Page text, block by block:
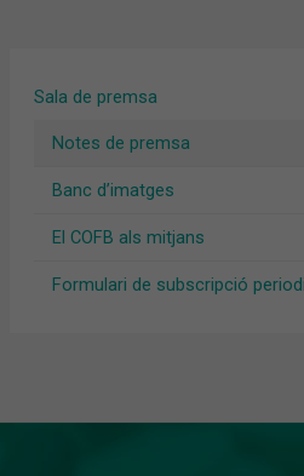
Sala de premsa
Notes de premsa
Banc d’imatges
El COFB als mitjans
Formulari de subscripció